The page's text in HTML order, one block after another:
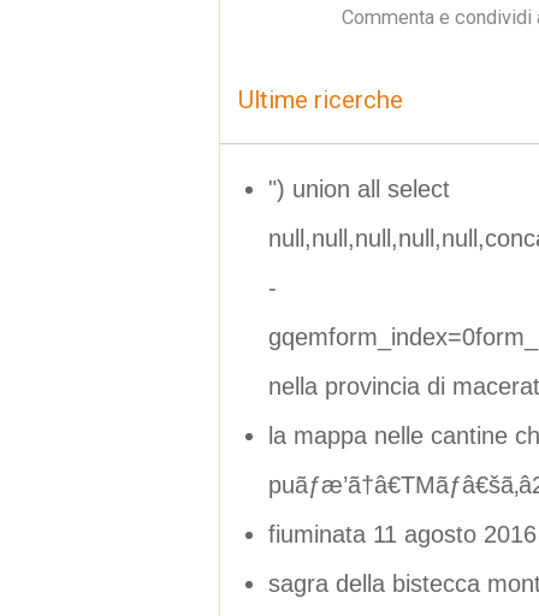
Commenta e
Ultime ricerche
") union all select
-
nella provincia di
la mappa nelle cantine
fiuminata 11 agosto 2016
sagra della bistecca